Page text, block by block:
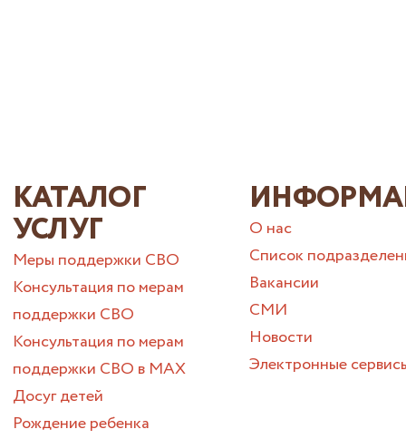
КАТАЛОГ
УСЛУГ
Меры поддержки СВО
Консультация по мерам
поддержки СВО
Консультация по мерам
поддержки СВО в МАХ
Досуг детей
Рождение ребенка
О нас
Список
Вакансии
СМИ
Новости
Электронные